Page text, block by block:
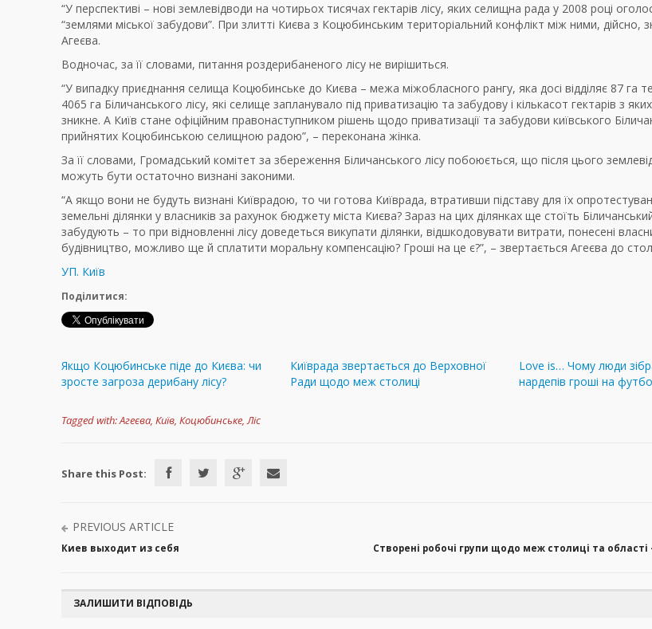
“У перспективі – нові землевідводи на чотирьох тисячах гектарів лісу, яких селищна рада у 2008 році
“землями міської забудови”. При злитті Києва з Коцюбинським територіальний конфлікт між ними, дійсно,
Агеєва.
Водночас, за її словами, питання роздерибаненого лісу не вирішиться.
“У випадку приєднання селища Коцюбинське до Києва – межа міжобласного рангу, яка досі відділяє 87 га
4065 га Біличанського лісу, які селище запланувало під приватизацію та забудову і кількасот гектарів з
зникне. А Київ стане офіційним правонаступником рішень щодо приватизації та забудови київського
прийнятих Коцюбинською селищною радою”, – переконана жінка.
За її словами, Громадський комітет за збереження Біличанського лісу побоюється, що після цього
можуть бути остаточно визнані законими.
“А якщо вони не будуть визнані Київрадою, то чи готова Київрада, втративши підставу для їх
земельні ділянки у власників за рахунок бюджету міста Києва? Зараз на цих ділянках ще стоїть
забудують – то при відновленні лісу доведеться викупати ділянки, відшкодовувати витрати, понесені
будівництво, можливо ще й сплатити моральну компенсацію? Гроші на це є?”, – звертається Агеєва до
УП. Київ
Поділитися:
Якщо Коцюбинське піде до Києва: чи
зросте загроза дерибану лісу?
Київрада звертається до Верховної
Ради щодо меж столиці
Love is… Чому люди
нардепів гроші на
Tagged with:Агеєва, Київ, Коцюбинське,Ліс
Share this Post:
PREVIOUS ARTICLE
Киев выходит из себя Створені робочі групи щодо меж столиці та
ЗАЛИШИТИ ВІДПОВІДЬ